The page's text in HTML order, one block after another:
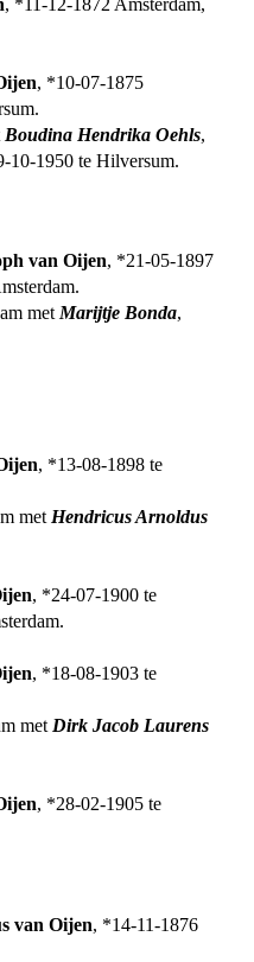
, *11-12-1872 Amsterdam,
, *10-07-1875
Boudina Hendrika Oehls,
10-1950 te Hilversum.
van Oijen, *21-05-1897
met Marijtje Bonda,
, *13-08-1898 te
met Hendricus Arnoldus
, *24-07-1900 te
, *18-08-1903 te
met Dirk Jacob Laurens
, *28-02-1905 te
van Oijen, *14-11-1876